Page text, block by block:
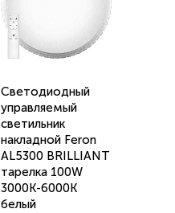
Светодиодный
управляемый
светильник
накладной Feron
AL5300 BRILLIANT
тарелка 100W
3000К-6000K
белый